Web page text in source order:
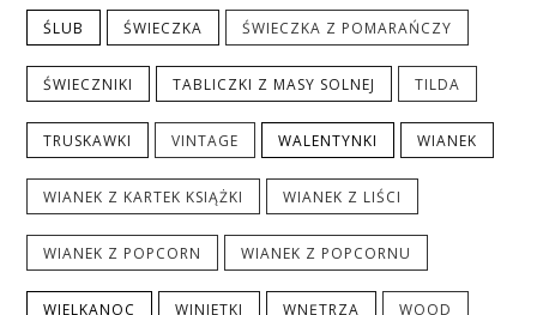
ŚLUB ŚWIECZKA ŚWIECZKA Z POMARAŃCZY
ŚWIECZNIKI TABLICZKI Z MASY SOLNEJ TILDA
TRUSKAWKI VINTAGE WALENTYNKI WIANEK
WIANEK Z KARTEK KSIĄŻKI WIANEK Z LIŚCI
WIANEK Z POPCORN WIANEK Z POPCORNU
WIELKANOC WINIETKI WNĘTRZA WOOD